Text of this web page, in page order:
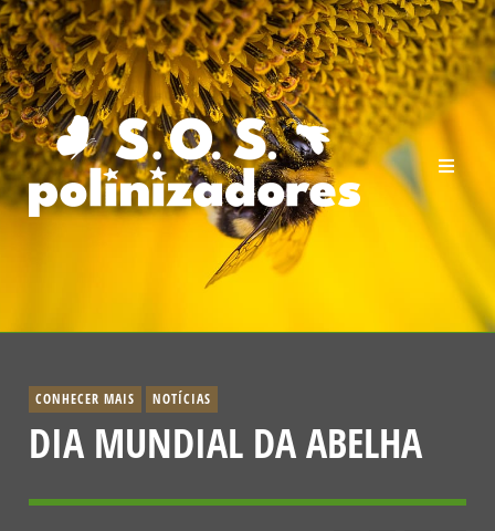
CONHECER MAIS NOTÍCIAS
DIA MUNDIAL DA ABELHA